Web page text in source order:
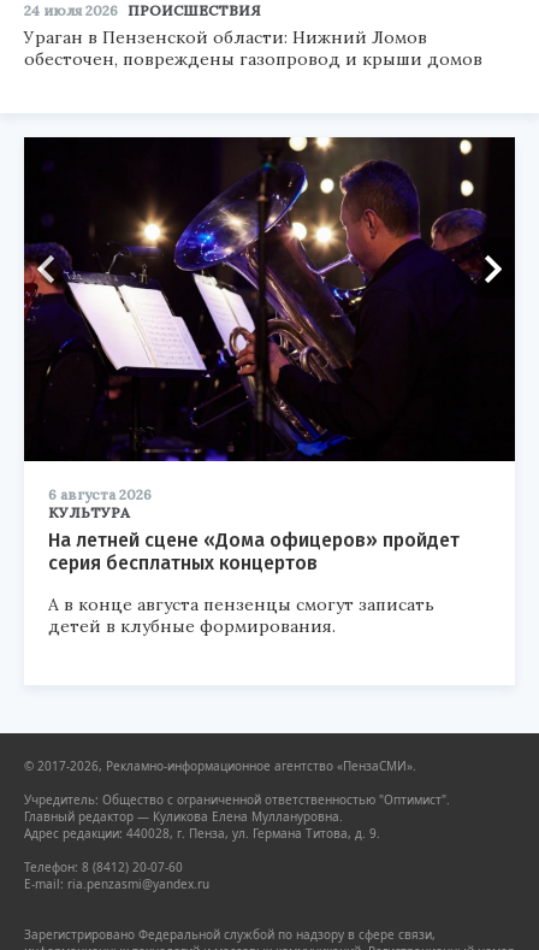
24 июля 2026 ПРОИСШЕСТВИЯ
Ураган в Пензенской области: Нижний Ломов
обесточен, повреждены газопровод и крыши домов
6 августа 2026
КУЛЬТУРА
На летней сцене «Дома офицеров» пройдет
серия бесплатных концертов
А в конце августа пензенцы смогут записать
детей в клубные формирования.
© 2017-2026, Рекламно-информационное агентство «ПензаСМИ».
Учредитель: Общество с ограниченной ответственностью "Оптимист".
Главный редактор — Куликова Елена Муллануровна.
Адрес редакции: 440028, г. Пенза, ул. Германа Титова, д. 9.
Телефон: 8 (8412) 20-07-60
E-mail: ria.penzasmi@yandex.ru
Зарегистрировано Федеральной службой по надзору в сфере связи,